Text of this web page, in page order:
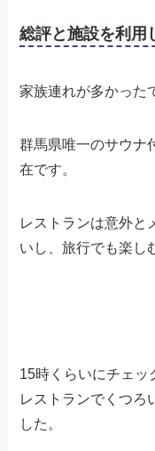
総評と施設を利用
家族連れが多かった
群馬県唯一のサウナ
在です。
レストランは意外と
いし、旅行でも楽し
15時くらいにチェッ
レストランでくつろ
した。